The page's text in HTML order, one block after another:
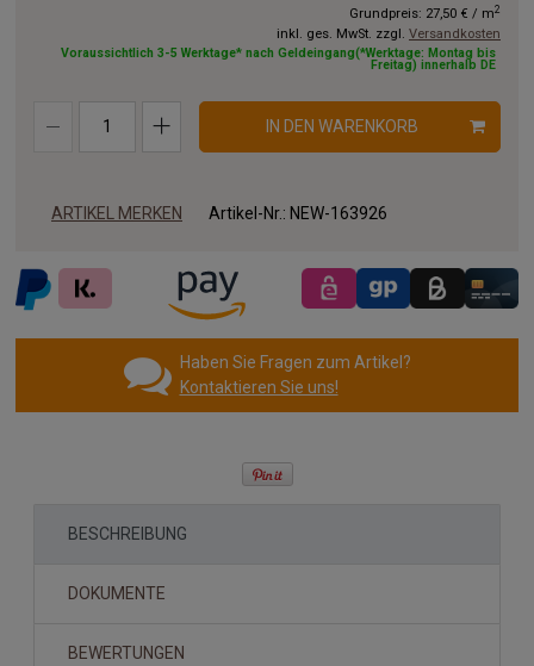
Grundpreis: 27,50 € / m2
inkl. ges. MwSt. zzgl. Versandkosten
Voraussichtlich 3-5 Werktage* nach Geldeingang(*Werktage: Montag bis
Freitag) innerhalb DE
IN DEN WARENKORB
ARTIKEL MERKEN Artikel-Nr.: NEW-163926
Haben Sie Fragen zum Artikel?
Kontaktieren Sie uns!
BESCHREIBUNG
DOKUMENTE
BEWERTUNGEN